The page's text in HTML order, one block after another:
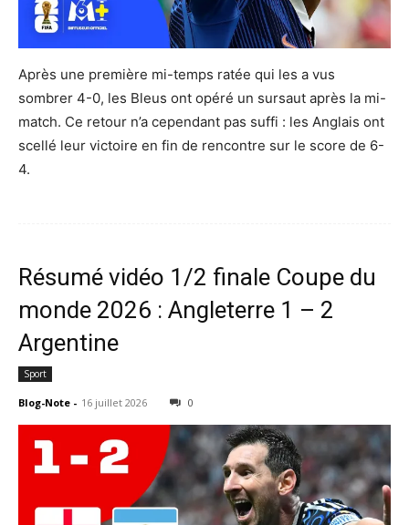
Après une première mi-temps ratée qui les a vus
sombrer 4-0, les Bleus ont opéré un sursaut après la mi-
match. Ce retour n’a cependant pas suffi : les Anglais ont
scellé leur victoire en fin de rencontre sur le score de 6-
4.
Résumé vidéo 1/2 finale Coupe du
monde 2026 : Angleterre 1 – 2
Argentine
Sport
Blog-Note - 16 juillet 2026 0